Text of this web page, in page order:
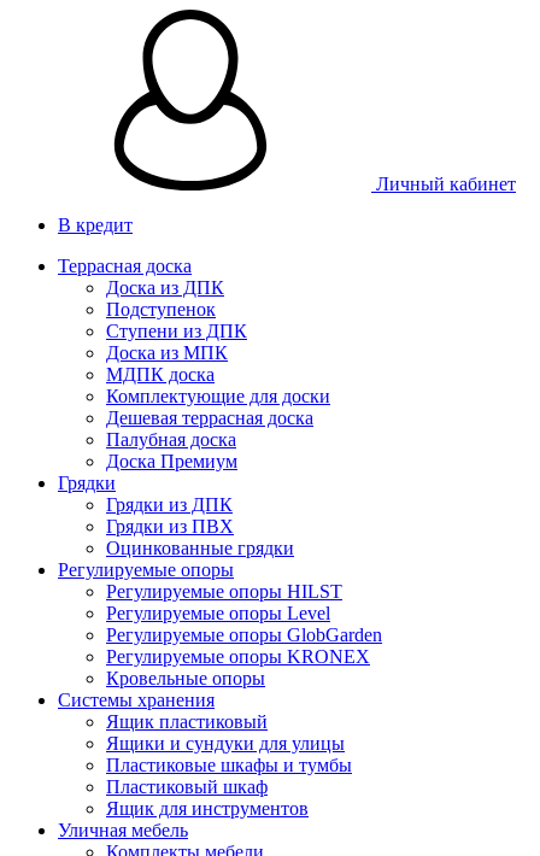
Личный кабинет
В кредит
Террасная доска
Доска из ДПК
Подступенок
Ступени из ДПК
Доска из МПК
МДПК доска
Комплектующие для доски
Дешевая террасная доска
Палубная доска
Доска Премиум
Грядки
Грядки из ДПК
Грядки из ПВХ
Оцинкованные грядки
Регулируемые опоры
Регулируемые опоры HILST
Регулируемые опоры Level
Регулируемые опоры GlobGarden
Регулируемые опоры KRONEX
Кровельные опоры
Системы хранения
Ящик пластиковый
Ящики и сундуки для улицы
Пластиковые шкафы и тумбы
Пластиковый шкаф
Ящик для инструментов
Уличная мебель
Комплекты мебели